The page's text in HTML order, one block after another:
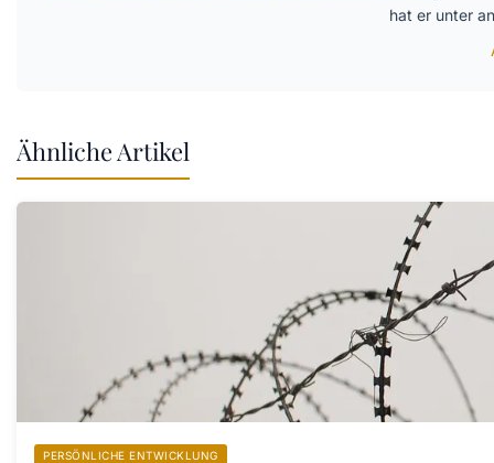
hat er unter
Ähnliche Artikel
PERSÖNLICHE ENTWICKLUNG